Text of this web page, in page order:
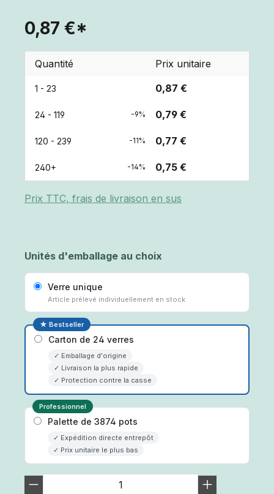
0,87 €*
Quantité Prix unitaire
1 - 23 0,87 €
24 - 119 -9% 0,79 €
120 - 239 -11% 0,77 €
240+ -14% 0,75 €
Prix TTC, frais de livraison en sus
Unités d'emballage au choix
Verre unique
Article prélevé individuellement en stock
★ Bestseller
Carton de 24 verres
✓ Emballage d'origine
✓ Livraison la plus rapide
✓ Protection contre la casse
Professionnel
Palette de 3874 pots
✓ Expédition directe entrepôt
✓ Prix unitaire le plus bas